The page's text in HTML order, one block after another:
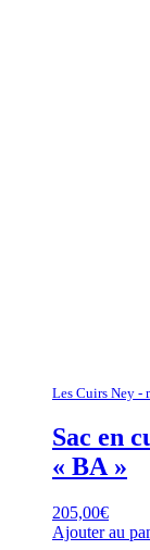
Les Cuirs Ney -
Sac en
« BA »
205,00€
Ajouter au